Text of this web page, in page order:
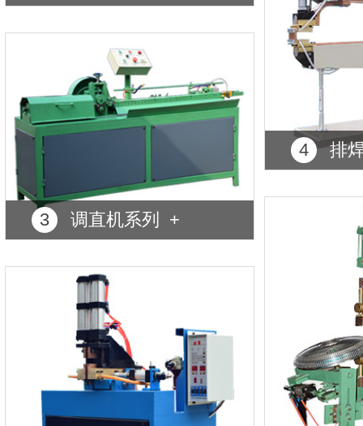
3 调直机系列 +
4 排